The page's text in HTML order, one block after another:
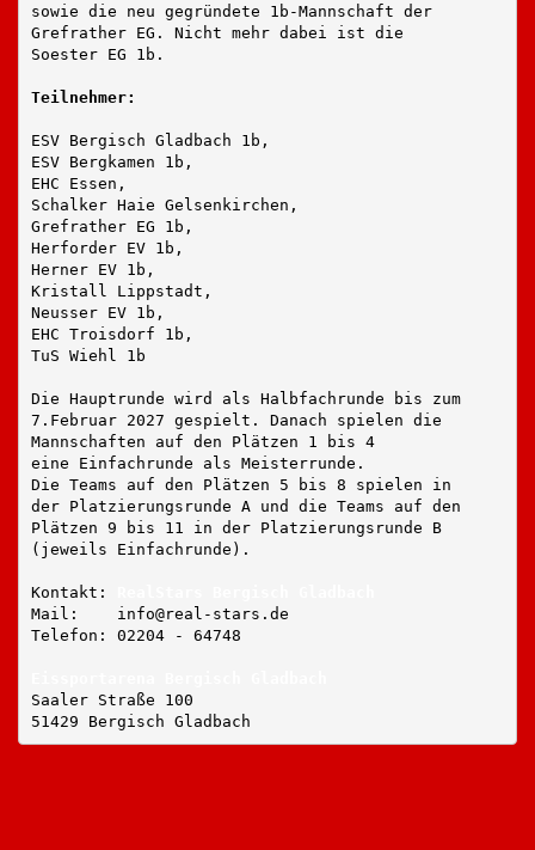
sowie die neu gegründete 1b-Mannschaft der
Grefrather EG. Nicht mehr dabei ist die
Soester EG 1b.
Teilnehmer:
ESV Bergisch Gladbach 1b,
ESV Bergkamen 1b,
EHC Essen,
Schalker Haie Gelsenkirchen,
Grefrather EG 1b,
Herforder EV 1b,
Herner EV 1b,
Kristall Lippstadt,
Neusser EV 1b,
EHC Troisdorf 1b,
TuS Wiehl 1b
Die Hauptrunde wird als Halbfachrunde bis zum
7.Februar 2027 gespielt. Danach spielen die
Mannschaften auf den Plätzen 1 bis 4
eine Einfachrunde als Meisterrunde.
Die Teams auf den Plätzen 5 bis 8 spielen in
der Platzierungsrunde A und die Teams auf den
Plätzen 9 bis 11 in der Platzierungsrunde B
(jeweils Einfachrunde).
Kontakt:
Mail:    info@real-stars.de
Telefon: 02204 - 64748
Saaler Straße 100
51429 Bergisch Gladbach